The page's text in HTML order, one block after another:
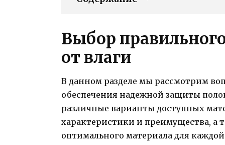
Выбор
от влаги
В данном разделе мы рассмотрим
обеспечения надежной защиты
различные варианты доступных
характеристики и преимущества, а
оптимального материала для